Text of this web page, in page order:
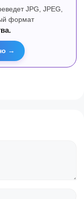
JPG, JPEG,
формат
→